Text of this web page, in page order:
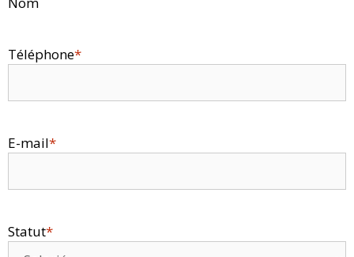
Téléphone*
E-mail*
Statut*